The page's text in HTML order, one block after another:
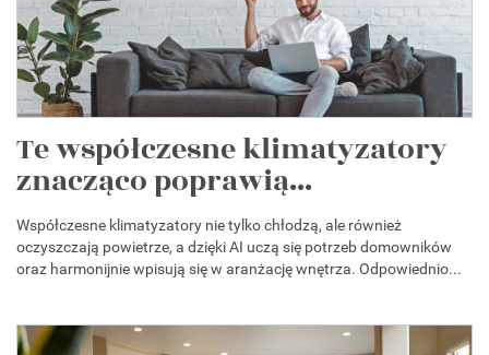
Te współczesne klimatyzatory
znacząco poprawią...
Współczesne klimatyzatory nie tylko chłodzą, ale również
oczyszczają powietrze, a dzięki AI uczą się potrzeb domowników
oraz harmonijnie wpisują się w aranżację wnętrza. Odpowiednio...